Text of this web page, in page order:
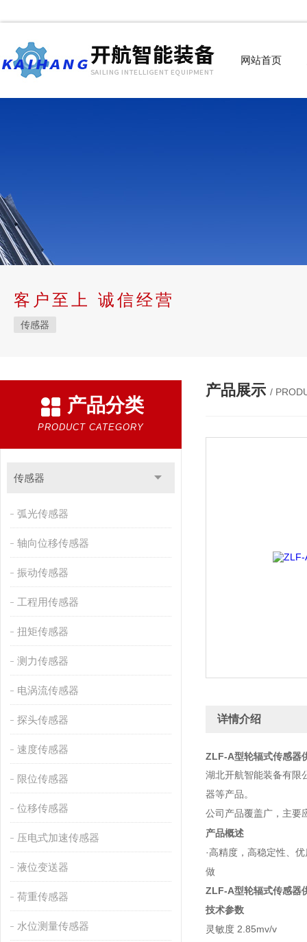
网站首页
客户至上 诚信经营
传感器
产品分类
PRODUCT CATEGORY
传感器
弧光传感器
轴向位移传感器
振动传感器
工程用传感器
扭矩传感器
测力传感器
电涡流传感器
探头传感器
速度传感器
限位传感器
位移传感器
压电式加速传感器
液位变送器
荷重传感器
水位测量传感器
产品展示 /
详情介绍
ZLF-A型轮辐式传感器
湖北开航智能装备有限
器等产品。
公司产品覆盖广，主要
产品概述
·高精度，高稳定性、
做
ZLF-A型轮辐式传感器
技术参数
灵敏度 2.85mv/v